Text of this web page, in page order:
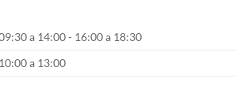
a 14:00 - 16:00 a 18:30
10:00 a 13:00